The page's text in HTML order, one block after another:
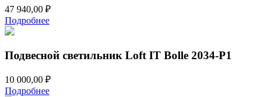
47 940,00 ₽
Подробнее
Подвесной светильник Loft IT Bolle 2034-P1
10 000,00 ₽
Подробнее